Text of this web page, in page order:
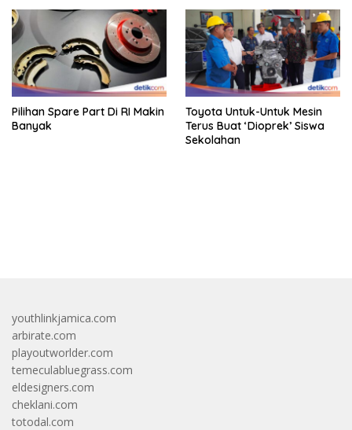
Pilihan Spare Part Di RI Makin
Banyak
Toyota Untuk-Untuk Mesin
Terus Buat ‘Dioprek’ Siswa
Sekolahan
youthlinkjamica.com
arbirate.com
playoutworlder.com
temeculabluegrass.com
eldesigners.com
cheklani.com
totodal.com